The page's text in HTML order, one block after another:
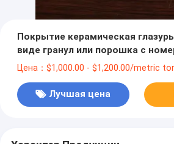
Покрытие керамическая
виде гранул или порошка с
18-4
Цена：$1,000.00 - $1,200.00/metric
Лучшая цена